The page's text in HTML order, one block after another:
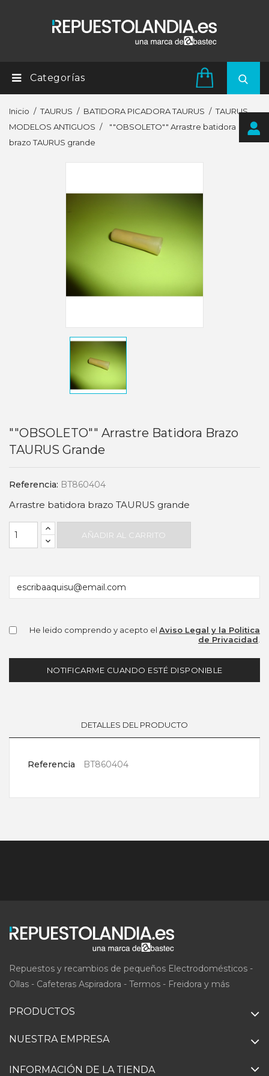
Categorías
Inicio TAURUS BATIDORA PICADORA TAURUS
TAURUS
MODELOS ANTIGUOS
""OBSOLETO"" Arrastre batidora
brazo TAURUS grande
""OBSOLETO"" Arrastre Batidora Brazo
TAURUS Grande
Referencia: BT860404
Arrastre batidora brazo TAURUS grande
AÑADIR AL CARRITO
He leido comprendo y acepto el Aviso Legal y la Politica
de Privacidad
NOTIFICARME CUANDO ESTÉ DISPONIBLE
DETALLES DEL PRODUCTO
Referencia BT860404
Repuestos y recambios de pequeños Electrodomésticos -
Ollas - Cafeteras Aspiradora - Termos - Freidora y más
PRODUCTOS
NUESTRA EMPRESA
INFORMACIÓN DE LA TIENDA